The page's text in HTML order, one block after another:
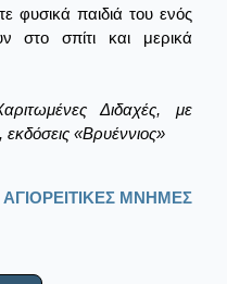
φυσικά παιδιά του ενός
στο σπίτι και μερικά
Διδαχές, με
«Βρυέννιος»
ΑΓΙΟΡΕΙΤΙΚΕΣ ΜΝΗΜΕΣ